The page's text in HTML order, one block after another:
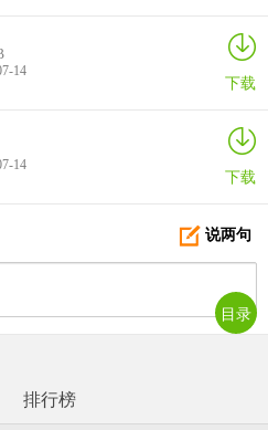
14 下载
14 下载
说两句
排行榜
目录